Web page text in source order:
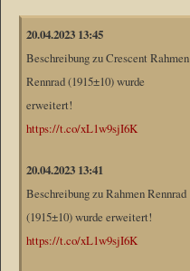
20.04.2023 13:45
Beschreibung zu Crescent Rahmen
Rennrad (1915±10) wurde
erweitert!
https://t.co/xL1w9sjI6K
20.04.2023 13:41
Beschreibung zu Rahmen Rennrad
(1915±10) wurde erweitert!
https://t.co/xL1w9sjI6K